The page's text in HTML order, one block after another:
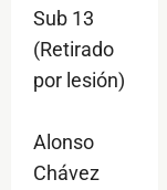
Sub 13
(Retirado
por lesión)
Alonso
Chávez